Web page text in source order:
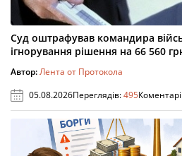
Суд оштрафував командира
ігнорування рішення на 66 560
Автор:Лента от Протокола
05.08.2026Переглядів:495